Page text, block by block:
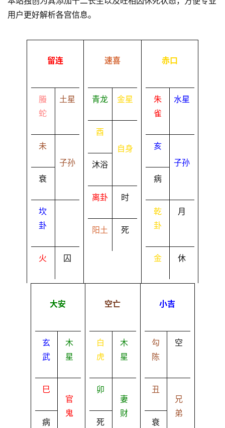
用户更好解析各宫信息。
留连
螣
蛇
土星
未
衰
子孙
坎
卦
火 囚
速喜
青龙 金星
酉
沐浴
自身
离卦 时
阳土 死
赤口
朱
雀
水星
亥
病
子孙
乾
卦
月
金 休
大安
玄
武
木
星
巳
病
官
鬼
空亡
白
虎
木
星
卯
死
妻
财
小吉
勾
陈
空
丑
衰
兄
弟